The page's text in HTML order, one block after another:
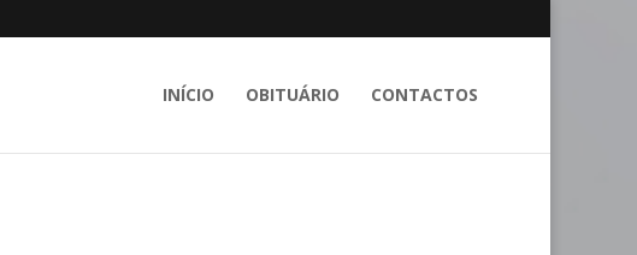
INÍCIO OBITUÁRIO CONTACTOS